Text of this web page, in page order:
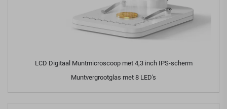
LCD Digitaal Muntmicroscoop met 4,3 inch IPS-scherm
Muntvergrootglas met 8 LED's